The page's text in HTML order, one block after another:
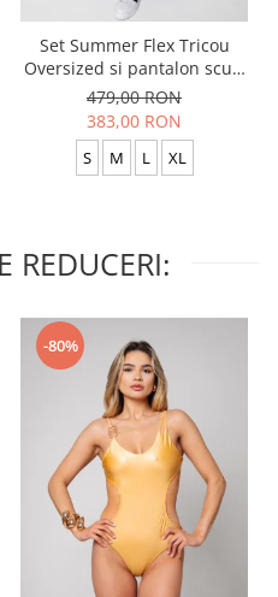
Set Summer Flex Tricou
Oversized si pantalon scurt
Baggy Black
479,00 RON
383,00 RON
S M L XL
REDUCERI:
-80%